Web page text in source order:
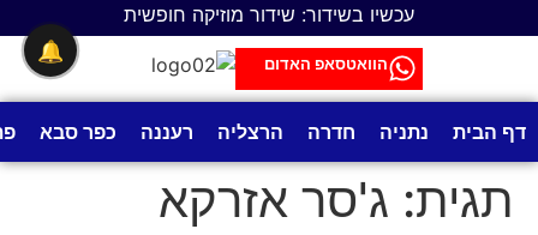
עכשיו בשידור: שידור מוזיקה חופשית
הוואטסאפ האדום
דף הבית נתניה חדרה הרצליה רעננה כפר סבא
תגית: ג'סר אזרקא
🔔